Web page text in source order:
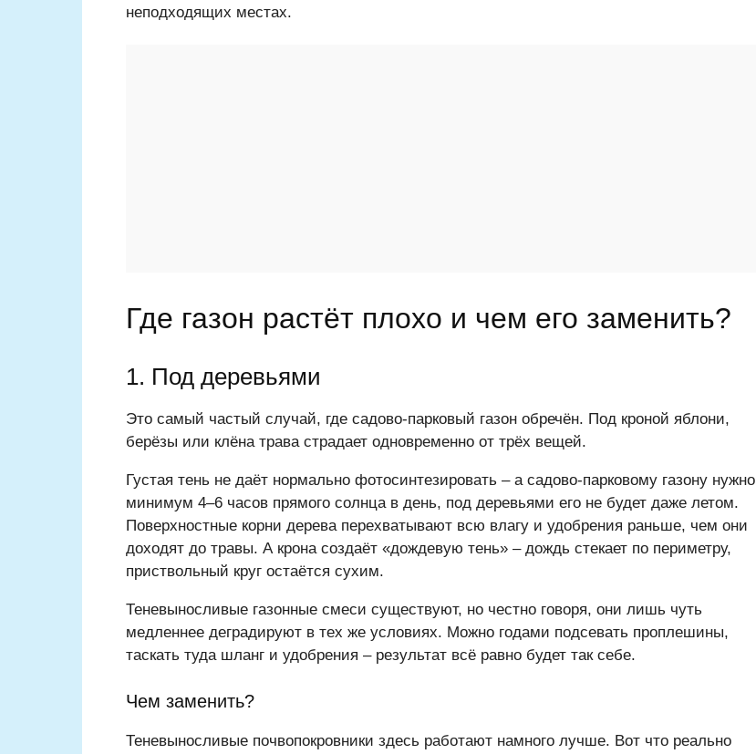
неподходящих местах.
Где газон растёт плохо и чем его заменить?
1. Под деревьями
Это самый частый случай, где садово-парковый газон обречён. Под кроной яблони,
берёзы или клёна трава страдает одновременно от трёх вещей.
Густая тень не даёт нормально фотосинтезировать – а садово-парковому газону нужно
минимум 4–6 часов прямого солнца в день, под деревьями его не будет даже летом.
Поверхностные корни дерева перехватывают всю влагу и удобрения раньше, чем они
доходят до травы. А крона создаёт «дождевую тень» – дождь стекает по периметру,
приствольный круг остаётся сухим.
Теневыносливые газонные смеси существуют, но честно говоря, они лишь чуть
медленнее деградируют в тех же условиях. Можно годами подсевать проплешины,
таскать туда шланг и удобрения – результат всё равно будет так себе.
Чем заменить?
Теневыносливые почвопокровники здесь работают намного лучше. Вот что реально